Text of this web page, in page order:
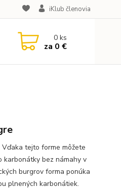
iKlub členovia
0ks
za 0 €
tejto forme môžete
karbonátky bez námahy v
burgrov forma ponúka
plnených karbonátiek.